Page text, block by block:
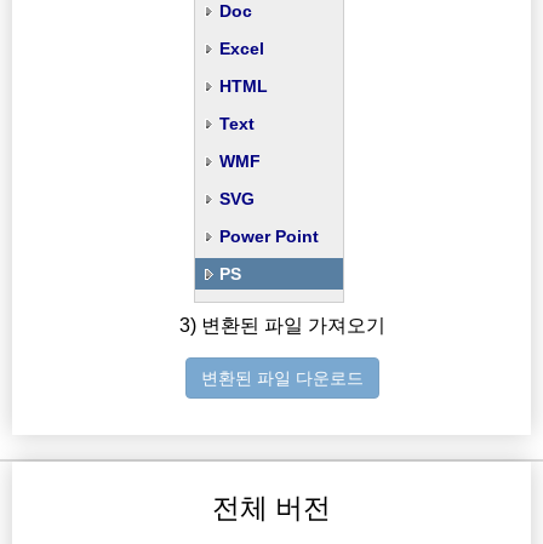
Doc
Excel
HTML
Text
WMF
SVG
Power Point
PS
3) 변환된 파일 가져오기
변환된 파일 다운로드
전체 버전